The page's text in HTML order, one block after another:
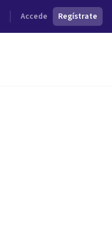
Accede Regístrate